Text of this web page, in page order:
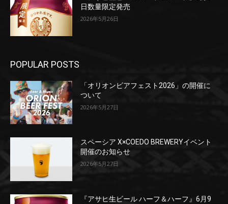
日数量限定発売
2026年5月26日
POPULAR POSTS
「オリオンビアフェスト2026」の開催に
ついて
2026年5月27日
スペーシア X×COEDO BREWERYイベント
開催のお知らせ
2026年5月27日
『アサヒ生ビール ハーフ＆ハーフ』6月9